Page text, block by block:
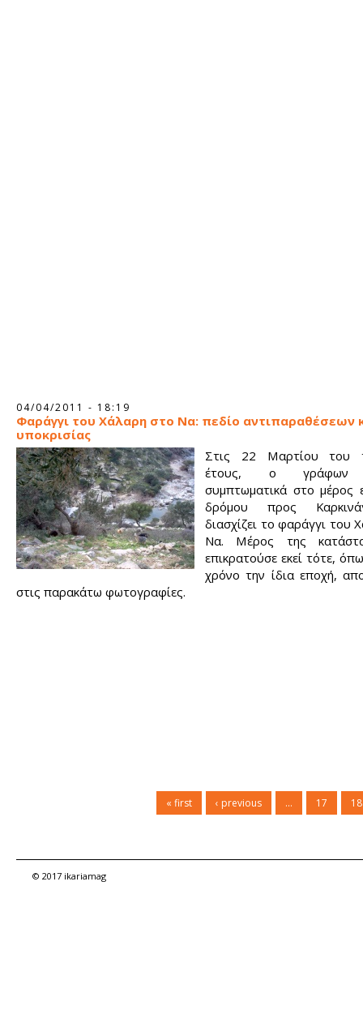
04/04/2011 - 18:19
Φαράγγι του Χάλαρη στο Να: πεδίο αντιπαραθέσεων
υποκρισίας
Στις 22 Μαρτίου του
έτους, ο γράφων
συμπτωματικά στο μέρος
δρόμου προς
διασχίζει το φαράγγι του
Να. Μέρος της
επικρατούσε εκεί τότε,
χρόνο την ίδια εποχή,
στις παρακάτω φωτογραφίες.
« first ‹ previous … 17 18
© 2017 ikariamag